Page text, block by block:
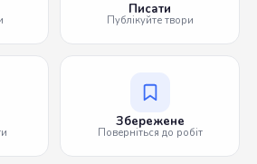
Писати
Публікуйте твори
Збережене
Поверніться до робіт